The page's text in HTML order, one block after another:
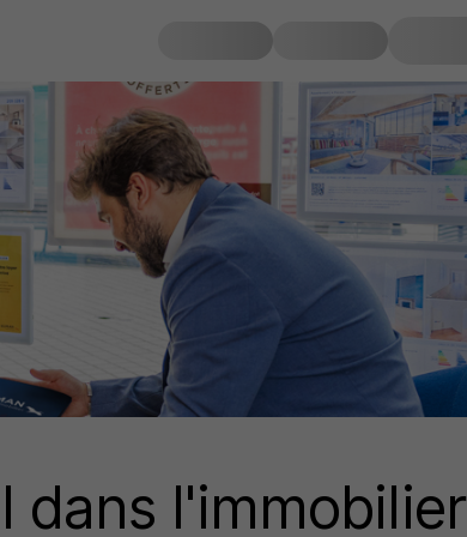
dans l'immobilier